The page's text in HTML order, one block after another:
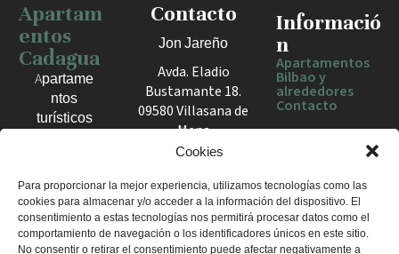
Cookies
Para proporcionar la mejor experiencia, utilizamos tecnologías como las
cookies para almacenar y/o acceder a la información del dispositivo. El
consentimiento a estas tecnologías nos permitirá procesar datos como el
comportamiento de navegación o los identificadores únicos en este sitio.
No consentir o retirar el consentimiento puede afectar negativamente a
Haz clic para activar el mapa
Apartam
entos
Cadagua
Apartame
ntos
turísticos
el Valle
de Mena.
Estancias
cómodas
Contacto
Jon Jareño
Avda. Eladio
Bustamante 18.
09580 Villasana de
Mena
España
+34 675 602
960
apartamentosc
Informació
n
Apartamentos
Bilbao y
alrededores
Contacto